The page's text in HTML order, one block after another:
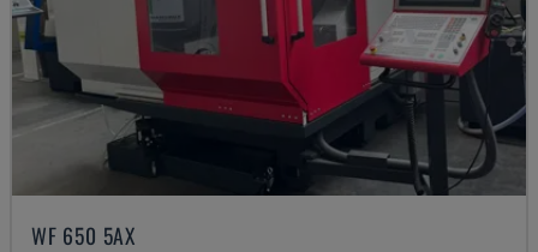
WF 650 5AX